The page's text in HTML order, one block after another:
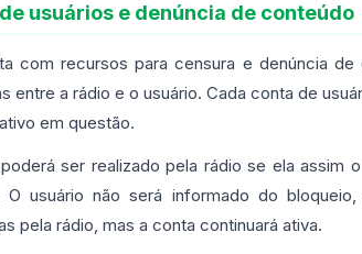
usuários e denúncia de conteúdo
com recursos para censura e denúncia
entre a rádio e o usuário. Cada conta de
em questão.
ser realizado pela rádio se ela assim
usuário não será informado do
pela rádio, mas a conta continuará ativa.